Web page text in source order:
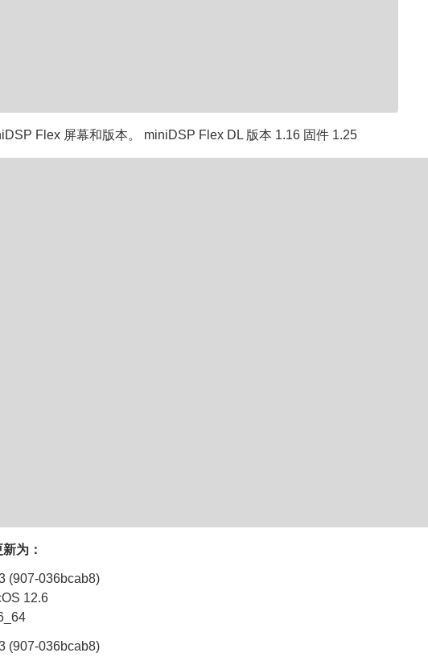
Flex 屏幕和版本。 miniDSP Flex DL 版本 1.16 固件 1.25
为：
(907-036bcab8)
12.6
(907-036bcab8)